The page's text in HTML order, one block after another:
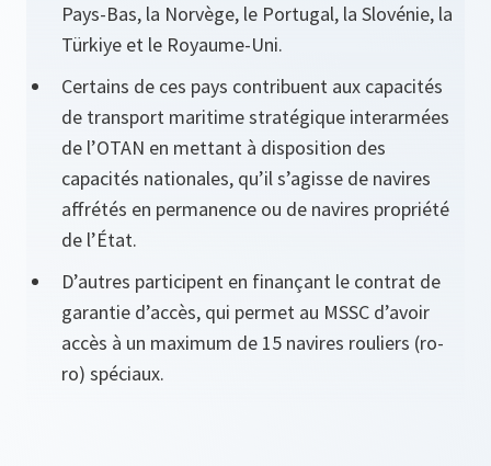
Pays-Bas, la Norvège, le Portugal, la Slovénie, la
Türkiye et le Royaume-Uni.
Certains de ces pays contribuent aux capacités
de transport maritime stratégique interarmées
de l’OTAN en mettant à disposition des
capacités nationales, qu’il s’agisse de navires
affrétés en permanence ou de navires propriété
de l’État.
D’autres participent en finançant le contrat de
garantie d’accès, qui permet au MSSC d’avoir
accès à un maximum de 15 navires rouliers (ro-
ro) spéciaux.